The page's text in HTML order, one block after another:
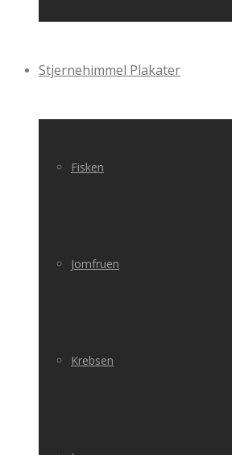
Stjernehimmel Plakater
Fisken
Jomfruen
Krebsen